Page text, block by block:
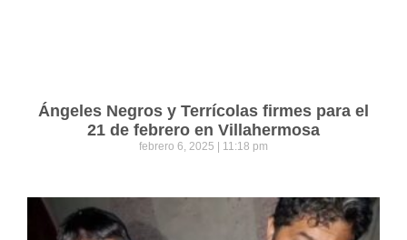
Ángeles Negros y Terrícolas firmes para el
21 de febrero en Villahermosa
febrero 6, 2025 11:18 pm